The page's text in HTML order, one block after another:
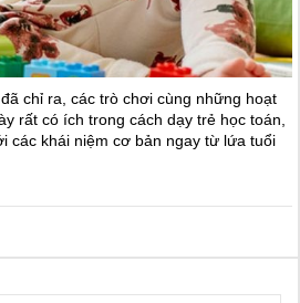
chỉ ra, các trò chơi cùng những hoạt
rất có ích trong cách dạy trẻ học toán,
các khái niệm cơ bản ngay từ lứa tuổi